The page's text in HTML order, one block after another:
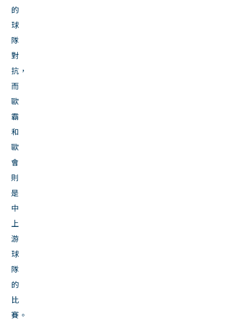
的
球
隊
對
抗，
而
歐
霸
和
歐
會
則
是
中
上
游
球
隊
的
比
賽。